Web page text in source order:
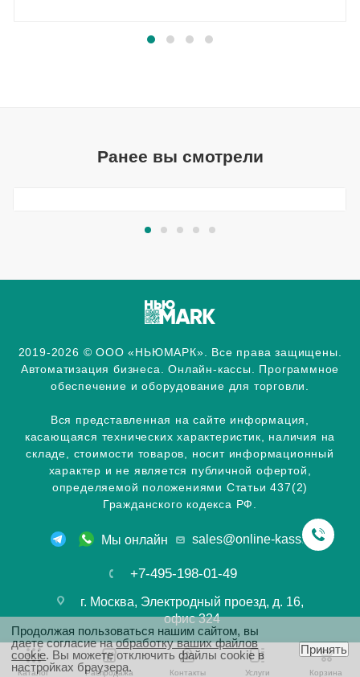
Ранее вы смотрели
2019-2026 © ООО «НЬЮМАРК». Все права защищены.
Автоматизация бизнеса. Онлайн-кассы. Программное
обеспечение и оборудование для торговли.
Вся представленная на сайте информация,
касающаяся технических характеристик, наличия на
складе, стоимости товаров, носит информационный
характер и не является публичной офертой,
определяемой положениями Статьи 437(2)
Гражданского кодекса РФ.
Мы онлайн sales@online-kassa.info
+7-495-198-01-49
г. Москва, Электродный проезд, д. 16,
офис 324
Каталог Распродажа Контакты Услуги Корзина
Продолжая пользоваться нашим сайтом, вы
даете согласие наобработку ваших файлов
cookie. Вы можете отключить файлы cookie в
настройках браузера.
Принять